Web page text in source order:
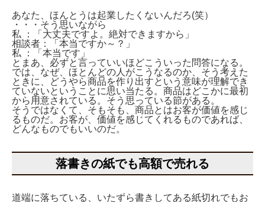
あなた、ほんとうは起業したくないんだろ(笑）
・・・そう思いながら
私 ：「大丈夫ですよ。絶対できますから」
相談者：「本当ですか～？」
私 ：「本当です」
とまあ、必ずと言っていいほどこういった問答になる。
では、なぜ、ほとんどの人がこうなるのか、そう考えた
ときに、どうやら商品を作り出すという意味が理解でき
ていないということに思い当たる。商品はどこかに最初
から用意されている。そう思っている節がある。
そうではなくて、そもそも、商品とはお客が価値を感じ
るものだ。お客が、価値を感じてくれるものであれば、
どんなものでもいいのだ。
落書きの紙でも高額で売れる
道端に落ちている、いたずら書きしてある紙切れでもお